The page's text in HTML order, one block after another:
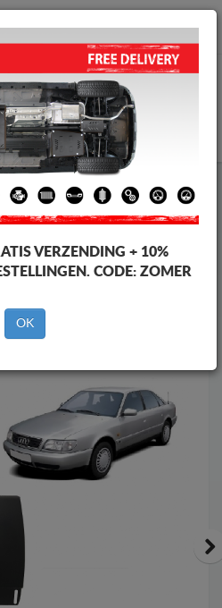
Beschermplaat Audi
naar de catalogus
VERZENDING + 10%
CODE: ZOMER
OK